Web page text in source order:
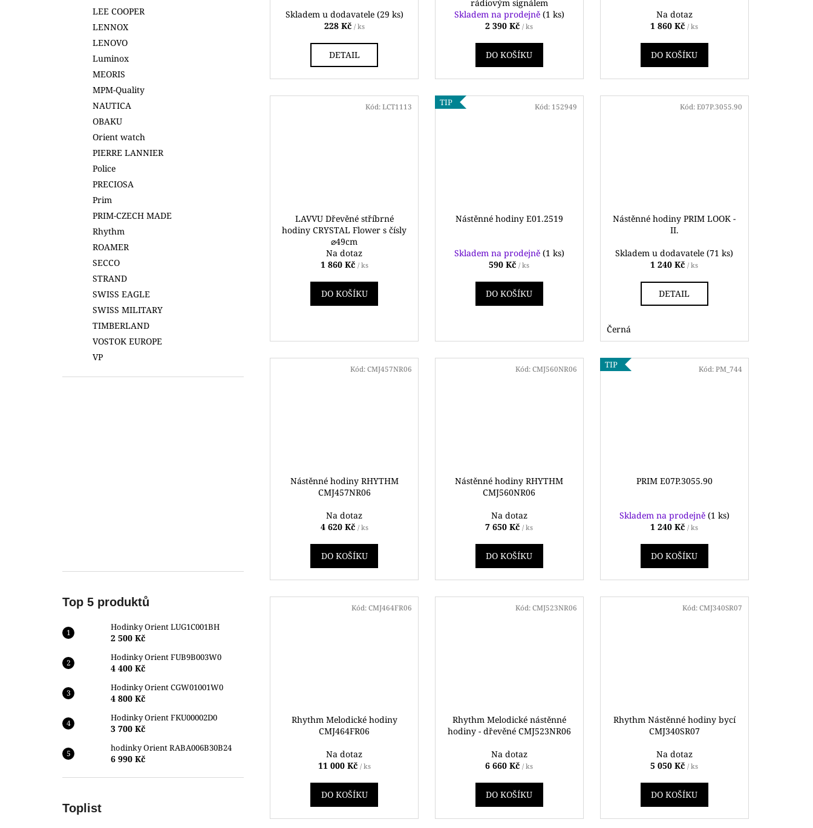
LEE COOPER
LENNOX
LENOVO
Luminox
MEORIS
MPM-Quality
NAUTICA
OBAKU
Orient watch
PIERRE LANNIER
Police
PRECIOSA
Prim
PRIM-CZECH MADE
Rhythm
ROAMER
SECCO
STRAND
SWISS EAGLE
SWISS MILITARY
TIMBERLAND
VOSTOK EUROPE
VP
Top 5 produktů
Hodinky Orient LUG1C001BH
2 500 Kč
Hodinky Orient FUB9B003W0
4 400 Kč
Hodinky Orient CGW01001W0
4 800 Kč
Hodinky Orient FKU00002D0
3 700 Kč
hodinky Orient RABA006B30B24
6 990 Kč
Toplist
Skladem u dodavatele (29 ks)
228 Kč / ks
DETAIL
rádiovým signálem
Skladem na prodejně (1 ks)
2 390 Kč/ ks
DO KOŠÍKU
Na dotaz
1 860 Kč/ ks
DO KOŠÍKU
LAVVU Dřevěné stříbrné
hodiny CRYSTAL Flower s čísly
⌀49cm
Na dotaz
1 860 Kč / ks
DO KOŠÍKU
Kód:LCT1113 TIP
Nástěnné hodiny E01.2519
Skladem na prodejně (1 ks)
590 Kč/ ks
DO KOŠÍKU
Kód: 152949
Nástěnné hodiny PRIM LOOK -
II.
Skladem u dodavatele(71 ks)
1 240 Kč/ ks
DETAIL
Černá
Kód: E07P.3055.90
Nástěnné hodiny RHYTHM
CMJ457NR06
Na dotaz
4 620 Kč / ks
DO KOŠÍKU
Kód:CMJ457NR06
Nástěnné hodiny RHYTHM
CMJ560NR06
Na dotaz
7 650 Kč/ ks
DO KOŠÍKU
Kód: CMJ560NR06 TIP
PRIM E07P.3055.90
Skladem na prodejně (1 ks)
1 240 Kč/ ks
DO KOŠÍKU
Kód: PM_744
Rhythm Melodické hodiny
CMJ464FR06
Na dotaz
11 000 Kč / ks
DO KOŠÍKU
Kód:CMJ464FR06
Rhythm Melodické nástěnné
hodiny - dřevěné CMJ523NR06
Na dotaz
6 660 Kč/ ks
DO KOŠÍKU
Kód: CMJ523NR06
Rhythm Nástěnné hodiny bycí
CMJ340SR07
Na dotaz
5 050 Kč/ ks
DO KOŠÍKU
Kód: CMJ340SR07